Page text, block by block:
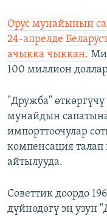
Орус мунайынын
24-апрелде
ачыкка чыккан.
100 миллион
"Дружба"
мунайдын
импорттоочулар
компенсация
айтылууда.
Советтик доордо
дүйнөдөгү эң узун